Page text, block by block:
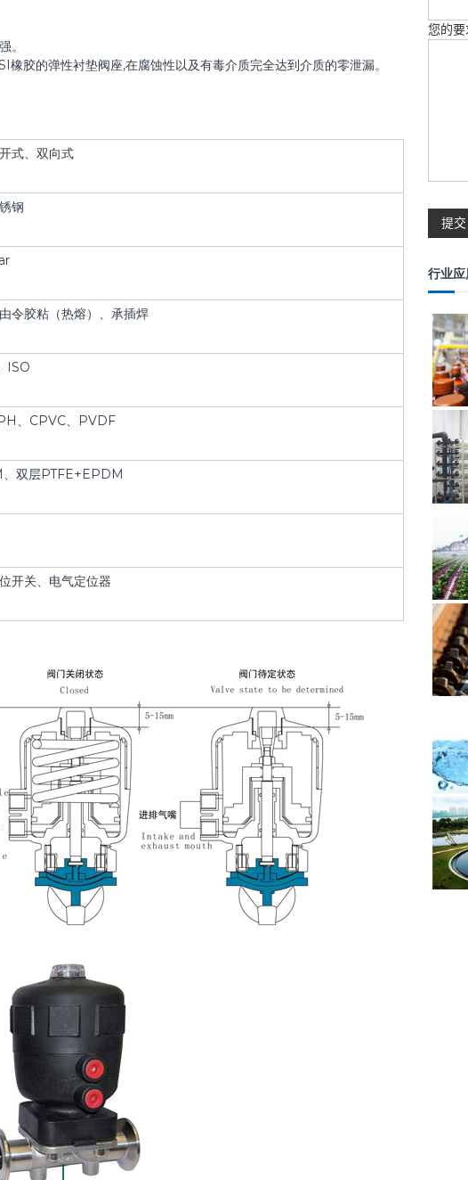
。
胶的弹性衬垫阀座,在腐蚀性以及有毒介质完全达到介质的零泄漏。
式、双向式
钢
令胶粘（热熔）、承插焊
ISO
、CPVC、PVDF
双层PTFE+EPDM
开关、电气定位器
您的要
行业应